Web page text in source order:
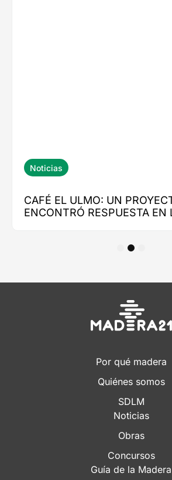
Por qué madera
Quiénes somos
SDLM
Noticias
Obras
Concursos
Guía de la Madera